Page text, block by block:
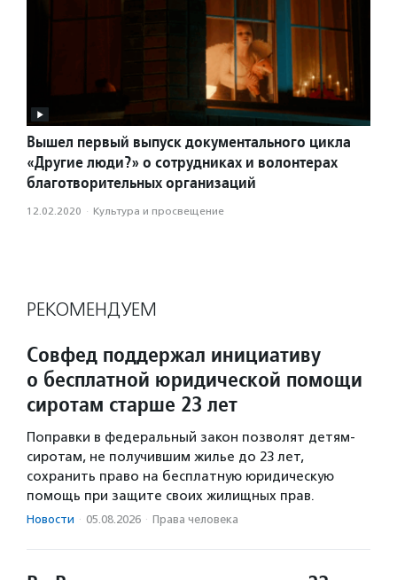
Вышел первый выпуск документального цикла
«Другие люди?» о сотрудниках и волонтерах
благотворительных организаций
12.02.2020 · Культура и просвещение
РЕКОМЕНДУЕМ
Совфед поддержал инициативу
о бесплатной юридической помощи
сиротам старше 23 лет
Поправки в федеральный закон позволят детям-
сиротам, не получившим жилье до 23 лет,
сохранить право на бесплатную юридическую
помощь при защите своих жилищных прав.
Новости · 05.08.2026 · Права человека